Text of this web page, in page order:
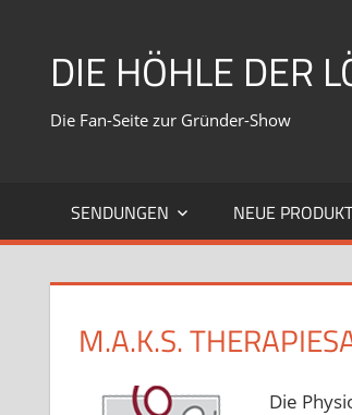
springenDIE HÖHLE DER
Die Fan-Seite zur Gründer-Show
SENDUNGEN NEUE
M.A.K.S.
Die